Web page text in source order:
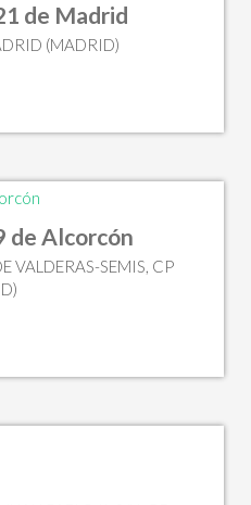
de Madrid
(MADRID)
de Alcorcón
VALDERAS-SEMIS, CP